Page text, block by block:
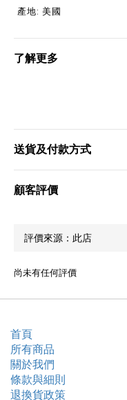
產地: 美國
了解更多
送貨及付款方式
顧客評價
尚未有任何評價
首頁
所有商品
關於我們
條款與細則
退換貨政策